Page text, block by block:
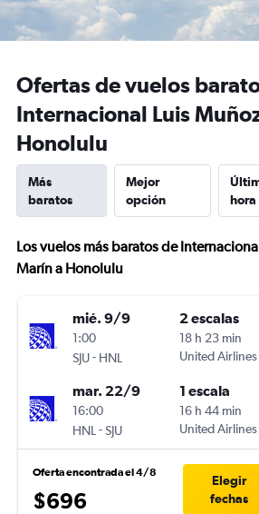
Ofertas de vuelos
Internacional Luis
Honolulu
Más
baratos
Mejor
opción
hora
Los vuelos más baratos de
Marín a Honolulu
mié. 9/9
1:00
SJU- HNL
2 escalas
18 h 23 min
United Airlines
mar. 22/9
16:00
HNL -SJU
1 escala
16 h 44 min
United Airlines
Oferta encontrada el 4/8
$696
Elegir
fechas